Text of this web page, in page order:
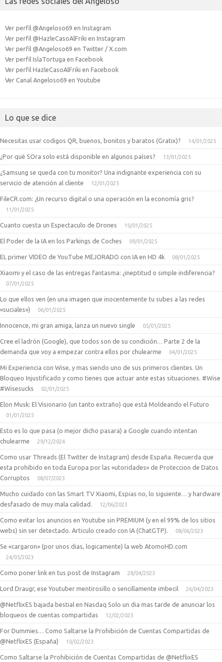
Ver perfil @Angeloso69 en Instagram
Ver perfil @HazleCasoAlFriki en Instagram
Ver perfil @Angeloso69 en Twitter / X.com
Ver perfil IslaTortuga en Facebook
Ver perfil HazleCasoAlFriki en Facebook
Ver Canal Angeloso69 en Youtube
Lo que se dice
Necesitas usar codigos QR, buenos, bonitos y baratos (Gratix)? 14/01/2025
¿Por qué SOra solo está disponible en algunos países? 13/01/2025
¿Samsung se queda con tu monitor? Una indignante experiencia con su
servicio de atención al cliente
12/01/2025
FileCR.com: ¿Un recurso digital o una operación en la economía gris?
11/01/2025
Cuanto cuesta un Espectaculo de Drones 10/01/2025
El Poder de la IA en los Parkings de Coches 09/01/2025
EL primer VIDEO de YouTube MEJORADO con IA en HD 4k 08/01/2025
Xiaomi y el caso de las entregas fantasma: ¿ineptitud o simple indiferencia?
07/01/2025
Lo que ellos ven (en una imagen que inocentemente tu subes a las redes
«suciales»)
06/01/2025
Innocence, mi gran amiga, lanza un nuevo single 05/01/2025
Cree el ladrón (Google), que todos son de su condición… Parte 2 de la
demanda que voy a empezar contra ellos por chulearme
04/01/2025
Mi Experiencia con Wise, y mas siendo uno de sus primeros clientes. Un
Bloqueo Injustificado y como tienes que actuar ante estas situaciones. #Wise
#Wisesucks
02/01/2025
Elon Musk: El Visionario (un tanto extraño) que está Moldeando el Futuro
01/01/2025
Esto es lo que pasa (o mejor dicho pasara) a Google cuando intentan
chulearme
29/12/2024
Como usar Threads (El Twitter de Instagram) desde España. Recuerda que
esta prohibido en toda Europa por las «utoridades» de Proteccion de Datos
Corruptos
08/07/2023
Mucho cuidado con las Smart TV Xiaomi, Espias no, lo siguiente… y hardware
desfasado de muy mala calidad.
12/06/2023
Como evitar los anuncios en Youtube sin PREMIUM (y en el 99% de los sitios
webs) sin ser detectado. Articulo creado con IA (ChatGTP).
08/06/2023
Se «cargaron» (por unos dias, logicamente) la web AtomoHD.com
24/05/2023
Como poner link en tus post de Instagram 28/04/2023
Lord Draugr, ese Youtuber mentirosillo o sencillamente imbecil 26/04/2023
@NetflixES bajada bestial en Nasdaq Solo un dia mas tarde de anunciar los
bloqueos de cuentas compartidas
12/02/2023
For Dummies… Como Saltarse la Prohibición de Cuentas Compartidas de
@NetflixES (España)
10/02/2023
Como Saltarse la Prohibición de Cuentas Compartidas de @NetflixES